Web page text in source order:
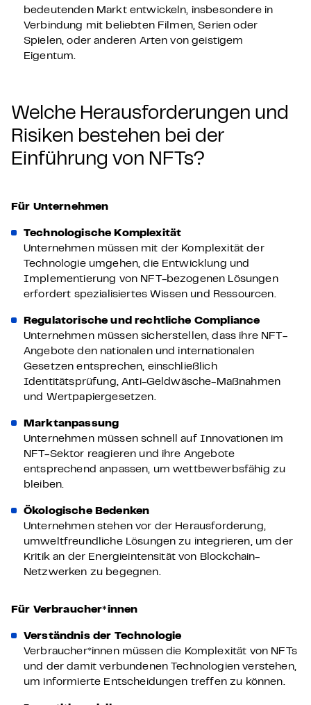
bedeutenden Markt entwickeln, insbesondere in
Verbindung mit beliebten Filmen, Serien oder
Spielen, oder anderen Arten von geistigem
Eigentum.
Welche Herausforderungen und
Risiken bestehen bei der
Einführung von NFTs?
Für Unternehmen
Technologische Komplexität
Unternehmen müssen mit der Komplexität der
Technologie umgehen, die Entwicklung und
Implementierung von NFT-bezogenen Lösungen
erfordert spezialisiertes Wissen und Ressourcen.
Regulatorische und rechtliche Compliance
Unternehmen müssen sicherstellen, dass ihre NFT-
Angebote den nationalen und internationalen
Gesetzen entsprechen, einschließlich
Identitätsprüfung, Anti-Geldwäsche-Maßnahmen
und Wertpapiergesetzen.
Marktanpassung
Unternehmen müssen schnell auf Innovationen im
NFT-Sektor reagieren und ihre Angebote
entsprechend anpassen, um wettbewerbsfähig zu
bleiben.
Ökologische Bedenken
Unternehmen stehen vor der Herausforderung,
umweltfreundliche Lösungen zu integrieren, um der
Kritik an der Energieintensität von Blockchain-
Netzwerken zu begegnen.
Für Verbraucher*innen
Verständnis der Technologie
Verbraucher*innen müssen die Komplexität von NFTs
und der damit verbundenen Technologien verstehen,
um informierte Entscheidungen treffen zu können.